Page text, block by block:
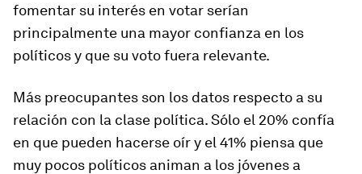
fomentar su interés en votar serían
principalmente una mayor confianza en los
políticos y que su voto fuera relevante.
Más preocupantes son los datos respecto a su
relación con la clase política. Sólo el 20% confía
en que pueden hacerse oír y el 41% piensa que
muy pocos políticos animan a los jóvenes a